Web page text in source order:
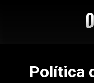
Política